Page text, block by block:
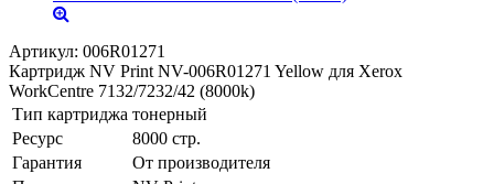
Артикул: 006R01271
Картридж NV Print NV-006R01271 Yellow для Xerox
WorkCentre 7132/7232/42 (8000k)
Тип картриджа тонерный
Ресурс
8000 стр.
Гарантия
От производителя